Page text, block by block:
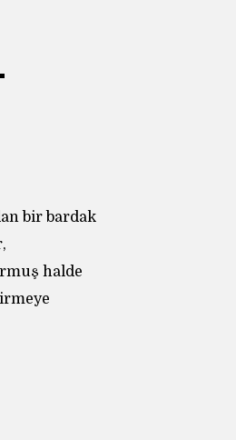
bir bardak
halde